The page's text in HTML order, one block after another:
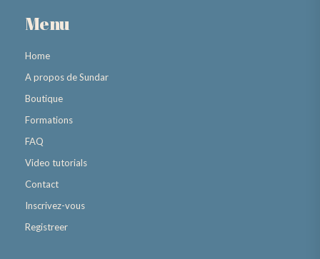
Menu
Home
A propos de Sundar
Boutique
Formations
FAQ
Video tutorials
Contact
Inscrivez-vous
Registreer